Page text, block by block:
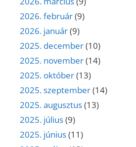
2026. február(9)
2026. január(9)
2025. december(10)
2025. november(14)
2025. október(13)
2025. szeptember(14)
2025. augusztus(13)
2025. július(9)
2025. június(11)